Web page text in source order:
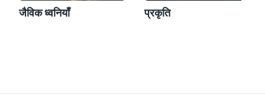
जैविक ध्वनियाँ प्रकृति